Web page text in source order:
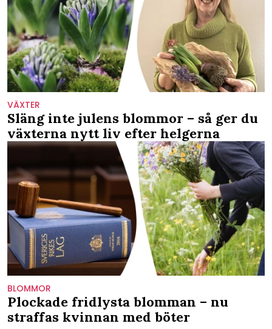
VÄXTER
Släng inte julens blommor – så ger du
växterna nytt liv efter helgerna
BLOMMOR
Plockade fridlysta blomman – nu
straffas kvinnan med böter